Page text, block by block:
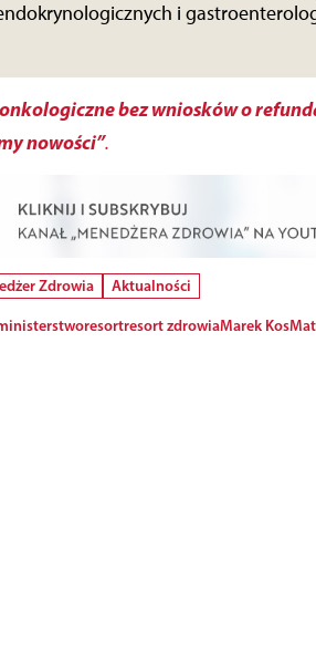
i
bez wniosków o
nowości”.
Zdrowia
Aktualności
resortresort zdrowiaMarek Kos